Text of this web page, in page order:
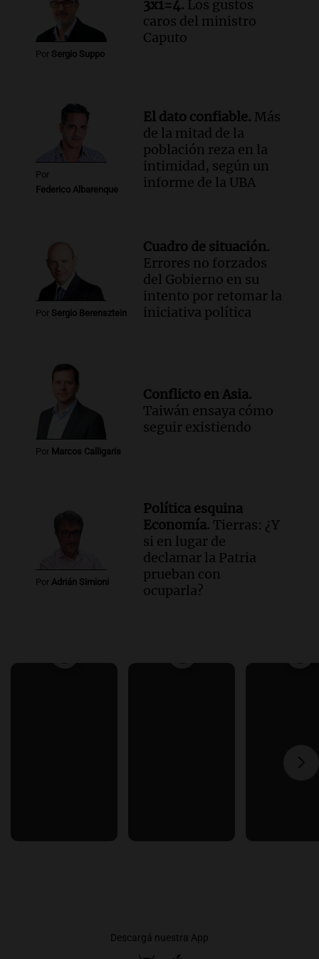
Audio.
Chile planteó mejorar la
conectividad fronteriza, aérea y digital
con Jujuy
Panorama Federal
Por Sergio Suppo
3x1=4. Los gustos
caros del ministro
Caputo
Por
Federico Albarenque
El dato confiable. Más
de la mitad de la
población reza en la
intimidad, según un
informe de la UBA
Por Sergio Berensztein
Cuadro de situación.
Errores no forzados
del Gobierno en su
intento por retomar la
iniciativa política
Por Marcos Calligaris
Conflicto en Asia.
Taiwán ensaya cómo
seguir existiendo
Por Adrián Simioni
Política esquina
Economía. Tierras: ¿Y
si en lugar de
declamar la Patria
prueban con
ocuparla?
Descargá nuestra App